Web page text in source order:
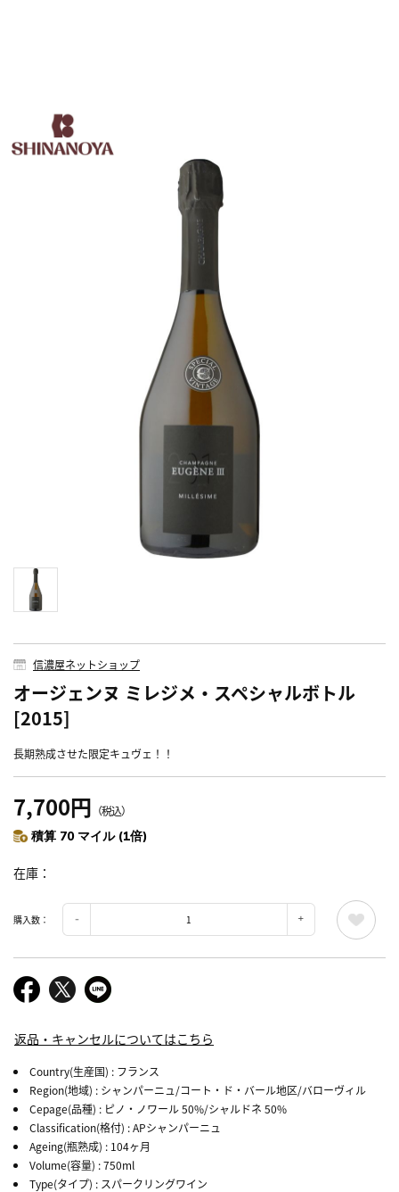
信濃屋ネットショップ
オージェンヌ ミレジメ・スペシャルボトル
[2015]
長期熟成させた限定キュヴェ！！
7,700円 （税込）
積算 70 マイル (1倍)
在庫
購入数：
返品・キャンセルについてはこちら
Country(生産国) : フランス
Region(地域) : シャンパーニュ/コート・ド・バール地区/バローヴィル
Cepage(品種) : ピノ・ノワール 50%/シャルドネ 50%
Classification(格付) : APシャンパーニュ
Ageing(瓶熟成) : 104ヶ月
Volume(容量) : 750ml
Type(タイプ) : スパークリングワイン